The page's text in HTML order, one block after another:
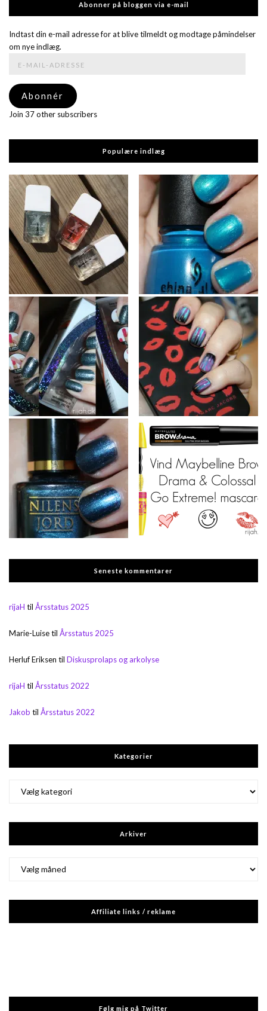
Abonner på bloggen via e-mail
Indtast din e-mail adresse for at blive tilmeldt og modtage påmindelser
om nye indlæg.
adresse
Abonnér
Join 37 other subscribers
Populære indlæg
Seneste kommentarer
rijaH til Årsstatus 2025
Marie-Luisetil Årsstatus 2025
Herluf Eriksen til Diskusprolaps og arkolyse
rijaH til Årsstatus 2022
Jakob til Årsstatus 2022
Kategorier
Arkiver
Affiliate links / reklame
Følg mig på Twitter